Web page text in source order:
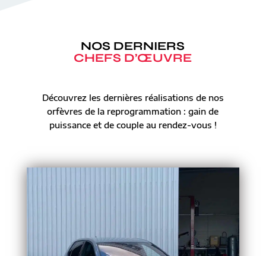
NOS DERNIERS
CHEFS D’ŒUVRE
Découvrez les dernières réalisations de nos
orfèvres de la reprogrammation : gain de
puissance et de couple au rendez-vous !